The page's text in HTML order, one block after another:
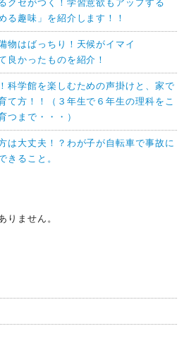
クセがつく！学習意欲もアップする
る趣味」を紹介します！！
物はばっちり！天候がイマイ
良かったものを紹介！
科学館を楽しむための声掛けと、家で
て方！！（３年生で６年生の理科をこ
つまで・・・）
は大丈夫！？わが子が自転車で事故に
きること。
りません。